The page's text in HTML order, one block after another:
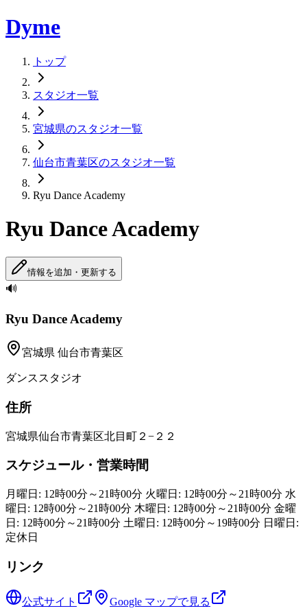
Dyme
トップ
スタジオ一覧
宮城県のスタジオ一覧
仙台市青葉区のスタジオ一覧
Ryu Dance Academy
Ryu Dance Academy
情報を追加・更新する
🔊
Ryu Dance Academy
宮城県 仙台市青葉区
ダンススタジオ
住所
宮城県仙台市青葉区北目町２−２２
スケジュール・営業時間
月曜日: 12時00分～21時00分 火曜日: 12時00分～21時00分 水
曜日: 12時00分～21時00分 木曜日: 12時00分～21時00分 金曜
日: 12時00分～21時00分 土曜日: 12時00分～19時00分 日曜日:
定休日
リンク
公式サイト Google マップで見る